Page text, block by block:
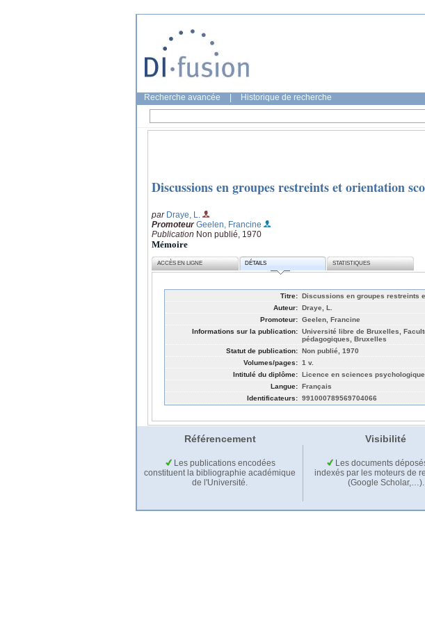
Recherche avancée Historique de recherche
Discussions en groupes restreints et orientation
par Draye, L.
Promoteur Geelen, Francine
Publication Non publié, 1970
Mémoire
ACCÈS EN LIGNE DÉTAILS STATISTIQUES
Titre: Discussions en groupes restreints
Auteur: Draye, L.
Promoteur: Geelen, Francine
Informations sur la publication: Université libre de Bruxelles,
pédagogiques, Bruxelles
Statut de publication: Non publié, 1970
Volumes/pages: 1 v.
Intitulé du diplôme: Licence en sciences
Langue: Français
Identificateurs: 991000789569704066
Référencement Visibilité
Les publications encodées
constituent la bibliographie académique
de l'Université.
Les documents
indexés par les moteurs de
(Google Scholar,…).